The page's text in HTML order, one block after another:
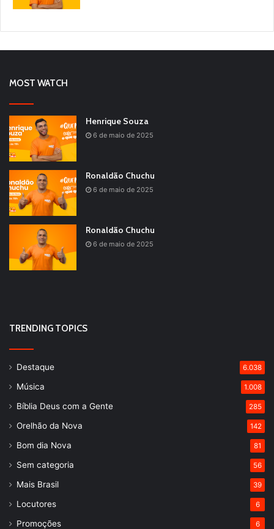
MOST WATCH
Henrique Souza
6 de maio de 2025
Ronaldão Chuchu
6 de maio de 2025
Ronaldão Chuchu
6 de maio de 2025
TRENDING TOPICS
Destaque 6.038
Música 1.008
Bíblia Deus com a Gente 285
Orelhão da Nova 142
Bom dia Nova 81
Sem categoria 56
Mais Brasil 39
Locutores 6
Promoções 6